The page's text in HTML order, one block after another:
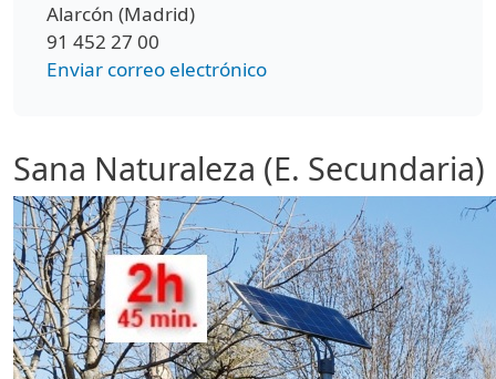
Alarcón (Madrid)
91 452 27 00
Enviar correo electrónico
Sana Naturaleza (E. Secundaria)